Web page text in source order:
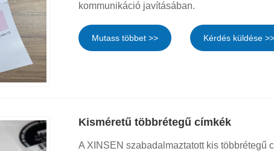
kommunikáció javításában.
Mutass többet >> Kérdés küldése >>
Kisméretű többrétegű címkék
A XINSEN szabadalmaztatott kis többrétegű